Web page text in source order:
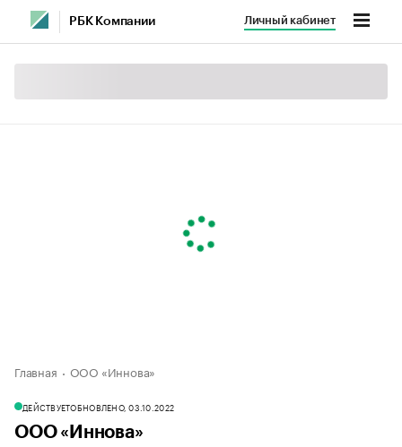
РБК Компании Личный кабинет
Главная ООО «Иннова»
ДЕЙСТВУЕТОБНОВЛЕНО, 03.10.2022
ООО «Иннова»